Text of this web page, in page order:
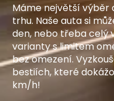
Máme největší výběr
trhu. Naše auta si
den, nebo třeba celý
varianty s limitem
bez omezení.
bestiích, které
km/h!